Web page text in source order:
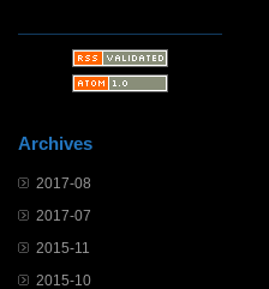
Archives
2017-08
2017-07
2015-11
2015-10